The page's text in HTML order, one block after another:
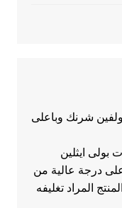
شرنك وباعلى
بولى ايثلين
درجة عالية من
المراد تغليفه